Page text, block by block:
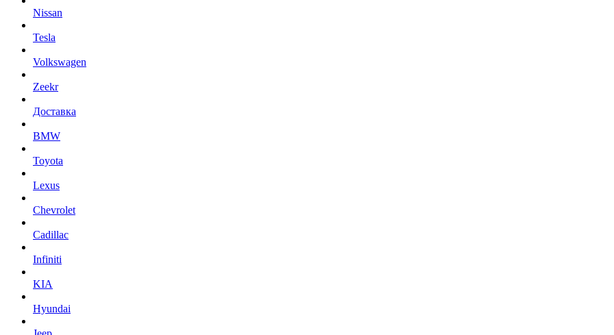
Nissan
Tesla
Volkswagen
Zeekr
Доставка
BMW
Toyota
Lexus
Chevrolet
Cadillac
Infiniti
KIA
Hyundai